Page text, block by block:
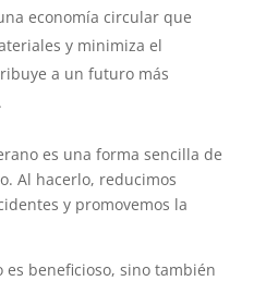
economía circular que
y minimiza el
a un futuro más
es una forma sencilla de
Al hacerlo, reducimos
y promovemos la
es beneficioso, sino también